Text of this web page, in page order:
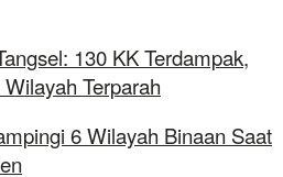
130 KK Terdampak,
Terparah
6 Wilayah Binaan Saat